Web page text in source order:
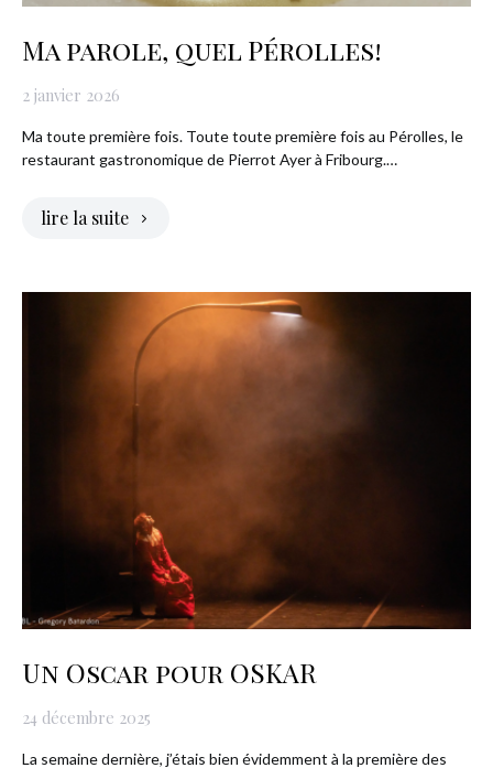
Ma parole, quel Pérolles!
2 janvier 2026
Ma toute première fois. Toute toute première fois au Pérolles, le
restaurant gastronomique de Pierrot Ayer à Fribourg.…
lire la suite
Un Oscar pour OSKAR
24 décembre 2025
La semaine dernière, j’étais bien évidemment à la première des